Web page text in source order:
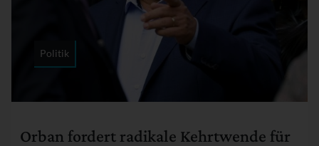
Orban fordert radikale Kehrtwende für
Politik